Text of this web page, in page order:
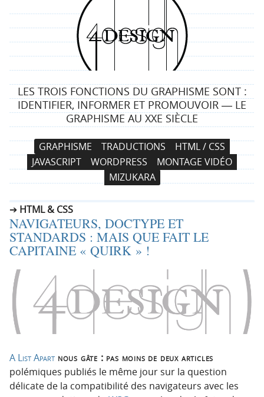
4
d
e
s
i
g
n
LES TROIS FONCTIONS DU GRAPHISME SONT :
IDENTIFIER, INFORMER ET PROMOUVOIR ― LE
GRAPHISME AU XXE SIÈCLE
a
t
i
o
p
i
p
a
a
u
c
o
n
GRAPHISME TRADUCTIONS
HTML / CSS
JAVASCRIPT
WORDPRESS
MONTAGE VIDÉO
MIZUKARA
HTML & CSS
NAVIGATEURS, DOCTYPE ET
STANDARDS : MAIS QUE FAIT LE
CAPITAINE « QUIRK » !
A List Apart nous gâte : pas moins de deux articles
polémiques publiés le même jour sur la question
délicate de la compatibilité des navigateurs avec les